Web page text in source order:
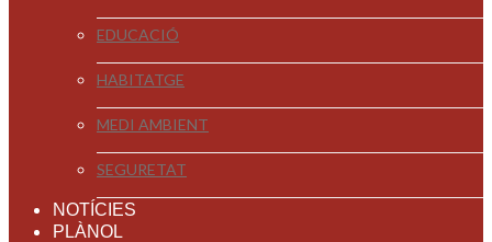
EDUCACIÓ
HABITATGE
MEDI AMBIENT
SEGURETAT
NOTÍCIES
PLÀNOL